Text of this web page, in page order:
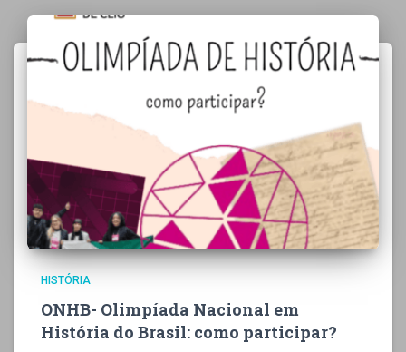
HISTÓRIA
ONHB- Olimpíada Nacional em
História do Brasil: como participar?